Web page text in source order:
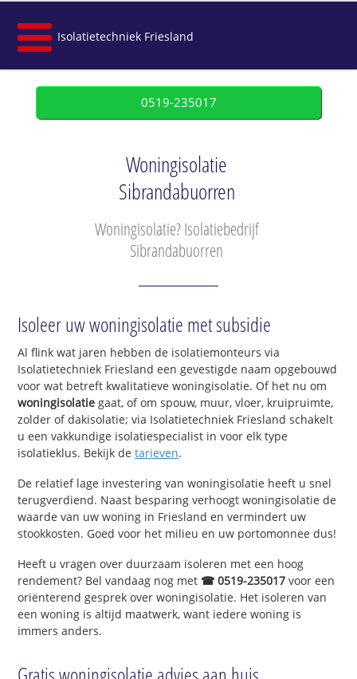
Isolatietechniek Friesland
0519-235017
Woningisolatie
Sibrandabuorren
Woningisolatie? Isolatiebedrijf
Sibrandabuorren
Isoleer uw woningisolatie met subsidie
Al flink wat jaren hebben de isolatiemonteurs via
Isolatietechniek Friesland een gevestigde naam opgebouwd
voor wat betreft kwalitatieve woningisolatie. Of het nu om
woningisolatie gaat, of om spouw, muur, vloer, kruipruimte,
zolder of dakisolatie; via Isolatietechniek Friesland schakelt
u een vakkundige isolatiespecialist in voor elk type
isolatieklus. Bekijk detarieven.
De relatief lage investering van woningisolatie heeft u snel
terugverdiend. Naast besparing verhoogt woningisolatie de
waarde van uw woning in Friesland en vermindert uw
stookkosten. Goed voor het milieu en uw portomonnee dus!
Heeft u vragen over duurzaam isoleren met een hoog
rendement? Bel vandaag nog met ☎ 0519-235017 voor een
oriënterend gesprek over woningisolatie. Het isoleren van
een woning is altijd maatwerk, want iedere woning is
immers anders.